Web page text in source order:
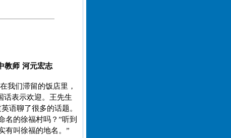
教师 河元宏志
我们滞留的饭店里，
话表示欢迎。王先生
语聊了很多的话题。
名的徐福村吗？”听到
有叫徐福的地名。”